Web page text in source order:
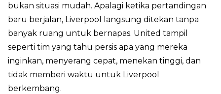
bukan situasi mudah. Apalagi ketika pertandingan
baru berjalan, Liverpool langsung ditekan tanpa
banyak ruang untuk bernapas. United tampil
seperti tim yang tahu persis apa yang mereka
inginkan, menyerang cepat, menekan tinggi, dan
tidak memberi waktu untuk Liverpool
berkembang.